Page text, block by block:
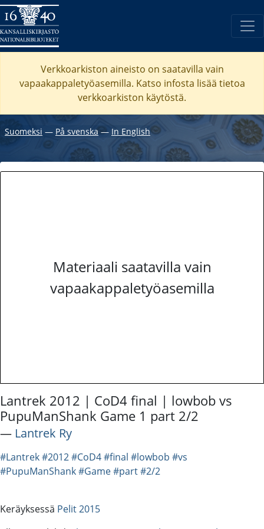
Verkkoarkiston aineisto on saatavilla vain
vapaakappaletyöasemilla. Katso infosta lisää tietoa
verkkoarkiston käytöstä.
Suomeksi ― På svenska ― In English
Materiaali saatavilla vain
vapaakappaletyöasemilla
Lantrek 2012 | CoD4 final | lowbob vs
PupuManShank Game 1 part 2/2
― Lantrek Ry
#Lantrek#2012#CoD4#final #lowbob #vs
#PupuManShank#Game#part#2/2
Keräyksessä Pelit 2015